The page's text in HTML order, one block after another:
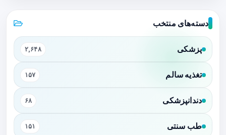
دسته‌های منتخب
پزشکی ۲,۶۴۸
تغذیه سالم ۱۵۷
دندانپزشکی ۶۸
طب سنتی ۱۵۱